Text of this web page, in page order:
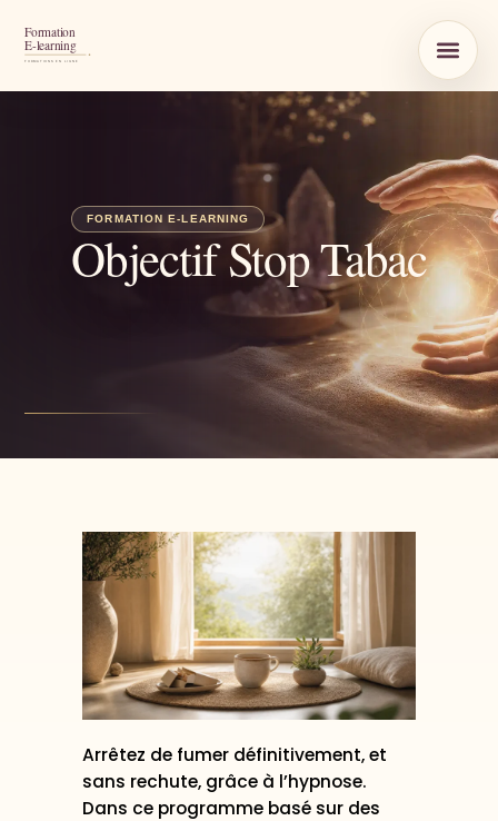
Objectif Stop Tabac
Arrêtez de fumer définitivement, et
sans rechute, grâce à l’hypnose.
Dans ce programme basé sur des